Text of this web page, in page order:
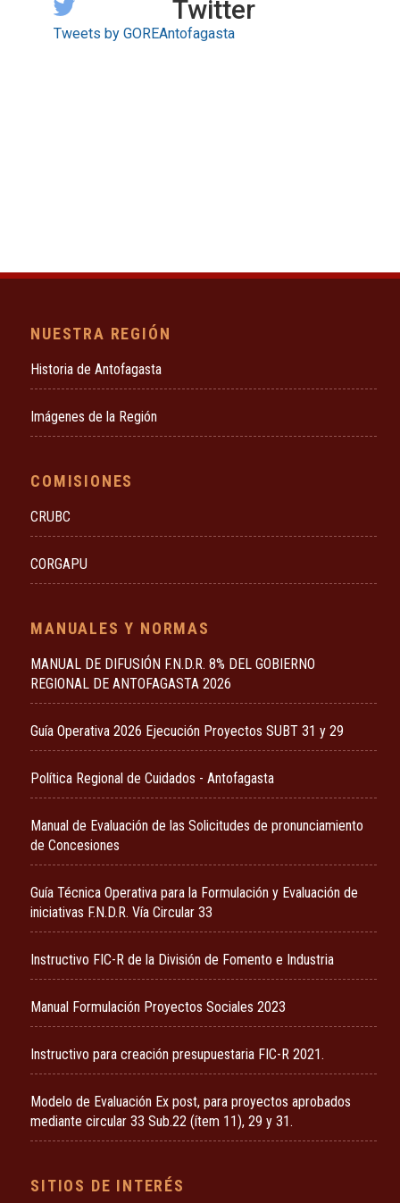
Twitter
Tweets by GOREAntofagasta
NUESTRA REGIÓN
Historia de Antofagasta
Imágenes de la Región
COMISIONES
CRUBC
CORGAPU
MANUALES Y NORMAS
MANUAL DE DIFUSIÓN F.N.D.R. 8% DEL GOBIERNO
REGIONAL DE ANTOFAGASTA 2026
Guía Operativa 2026 Ejecución Proyectos SUBT 31 y 29
Política Regional de Cuidados - Antofagasta
Manual de Evaluación de las Solicitudes de pronunciamiento
de Concesiones
Guía Técnica Operativa para la Formulación y Evaluación de
iniciativas F.N.D.R. Vía Circular 33
Instructivo FIC-R de la División de Fomento e Industria
Manual Formulación Proyectos Sociales 2023
Instructivo para creación presupuestaria FIC-R 2021.
Modelo de Evaluación Ex post, para proyectos aprobados
mediante circular 33 Sub.22 (ítem 11), 29 y 31.
SITIOS DE INTERÉS